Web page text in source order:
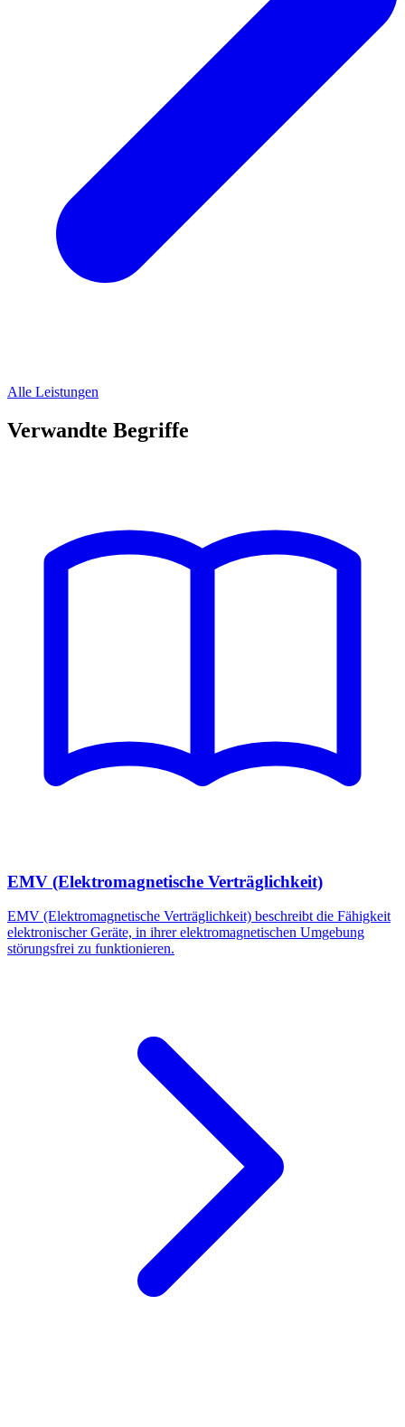
Alle Leistungen
Verwandte Begriffe
EMV (Elektromagnetische Verträglichkeit)
EMV (Elektromagnetische Verträglichkeit) beschreibt die Fähigkeit
elektronischer Geräte, in ihrer elektromagnetischen Umgebung
störungsfrei zu funktionieren.